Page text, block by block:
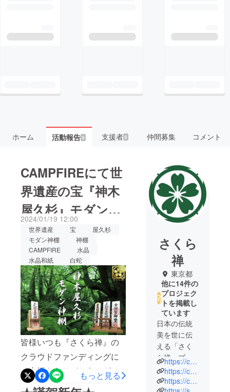
ホーム 活動報告9 支援者8 仲間募集 コメント
CAMPFIREにて世
界遺産の宝『神木
屋久杉』モダン神
棚プロジェクト公
開！
2024/01/19 12:00
世界遺産 宝
屋久杉
モダン神棚
神棚
CAMPFIRE
水晶
水晶和紙
白蛇
皆様いつも『さくら禅』の
クラウドファンディングに
ご支援をありがとうござい
ます。『神木 屋久杉』モダ
もっと見る
さくら
禅
東京都
他に14件の
プロジェク
トを掲載し
ています
日本の伝統
美を世に伝
える「さく
ら禅」ブラ
ンドです。
https://camp-fire.jp/projects/view/371641
https://camp-fire.jp/projects/view/355910
https://camp-fire.jp/projects/view/338763